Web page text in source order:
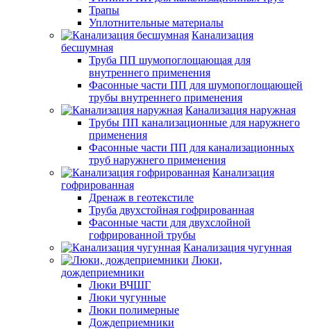
Трапы
Уплотнительные материалы
Канализация
бесшумная
Труба ПП шумопоглощающая для
внутреннего применения
Фасонные части ПП для шумопоглощающей
трубы внутреннего применения
Канализация наружная
Трубы ПП канализационные для наружнего
применения
Фасонные части ПП для канализационных
труб наружнего применения
Канализация
гофрированная
Дренаж в геотекстиле
Труба двухстойная гофрированная
Фасонные части для двухслойной
гофрированной трубы
Канализация чугунная
Люки,
дождеприемники
Люки ВЧШГ
Люки чугунные
Люки полимерные
Дождеприемники